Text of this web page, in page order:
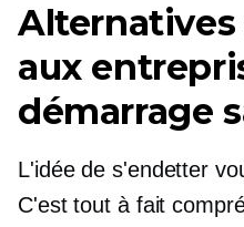
Alternatives
aux
démarrage
L'idée de s'endetter
C'est tout à fait